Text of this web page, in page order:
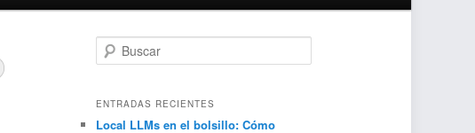
u
c
a
ENTRADAS RECIENTES
Local LLMs en el bolsillo: Cómo